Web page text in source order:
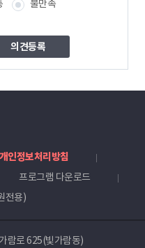
불만족
개인정보처리방침
프로그램 다운로드
전용)
람로 625(빛가람동)